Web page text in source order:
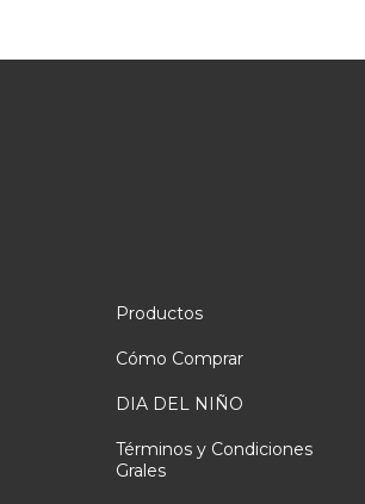
Productos
Cómo Comprar
DIA DEL NIÑO
Términos y Condiciones
Grales